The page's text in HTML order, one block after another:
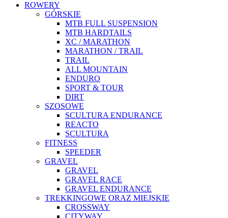
ROWERY
GÓRSKIE
MTB FULL SUSPENSION
MTB HARDTAILS
XC / MARATHON
MARATHON / TRAIL
TRAIL
ALL MOUNTAIN
ENDURO
SPORT & TOUR
DIRT
SZOSOWE
SCULTURA ENDURANCE
REACTO
SCULTURA
FITNESS
SPEEDER
GRAVEL
GRAVEL
GRAVEL RACE
GRAVEL ENDURANCE
TREKKINGOWE ORAZ MIEJSKIE
CROSSWAY
CITYWAY